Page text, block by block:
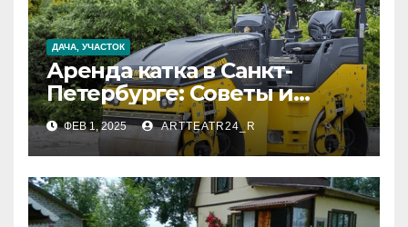
ДАЧА, УЧАСТОК
Аренда катка в Санкт-
Петербурге: Советы и
Рекомендации
ФЕВ 1, 2025 ARTTEATR24_R